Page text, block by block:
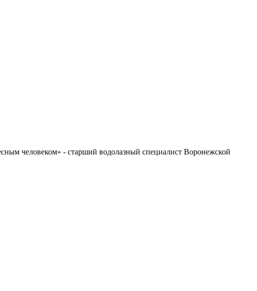
человеком» - старший водолазный специалист Воронежской